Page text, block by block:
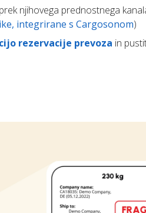
njihovega prednostnega
integrirane s Cargosonom)
rezervacije prevoza in